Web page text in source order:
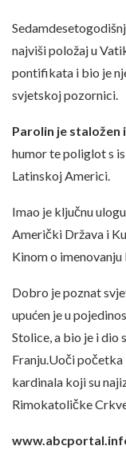
najviši položaj u
pontifikata i bio je
svjetskoj pozornici.
Parolin je staložen
humor te poliglot s
Latinskoj Americi.
Imao je ključnu
Američki Država i
Kinom o imenovanju
Dobro je poznat
upućen je u
Stolice, a bio je i dio
Franju.Uoči početka
kardinala koji su
Rimokatoličke